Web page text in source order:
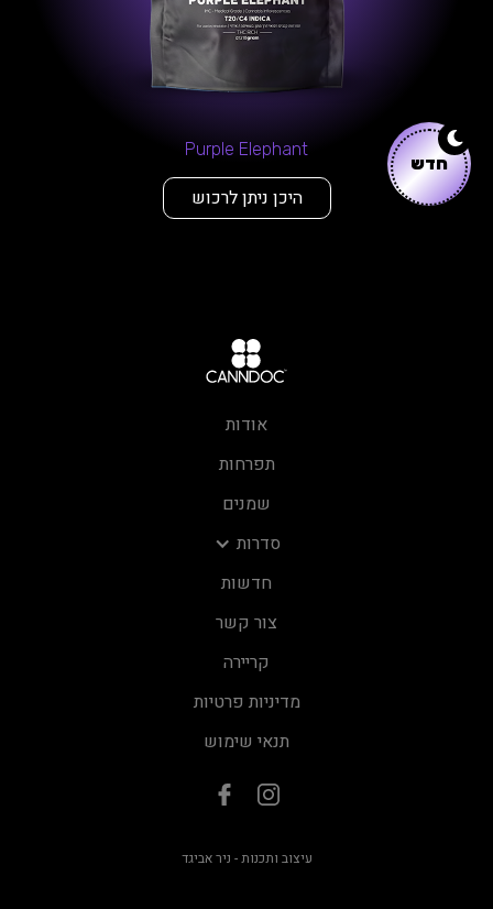
חדש
Purple Elephant
היכן ניתן לרכוש
אודות
תפרחות
שמנים
סדרות
חדשות
צור קשר
קריירה
מדיניות פרטיות
תנאי שימוש
עיצוב ותכנות - ניר אביגד